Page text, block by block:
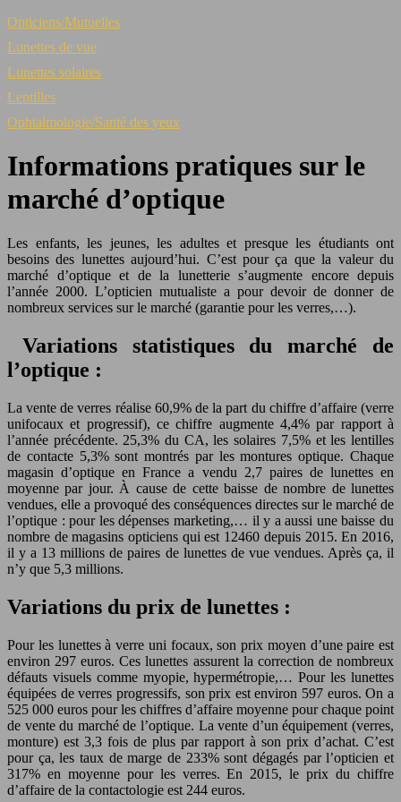
Opticiens/Mutuelles
Lunettes de vue
Lunettes solaires
Lentilles
Ophtalmologie/Santé des yeux
Informations pratiques sur le
marché d’optique
Les enfants, les jeunes, les adultes et presque les étudiants ont
besoins des lunettes aujourd’hui. C’est pour ça que la valeur du
marché d’optique et de la lunetterie s’augmente encore depuis
l’année 2000. L’opticien mutualiste a pour devoir de donner de
nombreux services sur le marché (garantie pour les verres,…).
Variations statistiques du marché de
l’optique :
La vente de verres réalise 60,9% de la part du chiffre d’affaire (verre
unifocaux et progressif), ce chiffre augmente 4,4% par rapport à
l’année précédente. 25,3% du CA, les solaires 7,5% et les lentilles
de contacte 5,3% sont montrés par les montures optique. Chaque
magasin d’optique en France a vendu 2,7 paires de lunettes en
moyenne par jour. À cause de cette baisse de nombre de lunettes
vendues, elle a provoqué des conséquences directes sur le marché de
l’optique : pour les dépenses marketing,… il y a aussi une baisse du
nombre de magasins opticiens qui est 12460 depuis 2015. En 2016,
il y a 13 millions de paires de lunettes de vue vendues. Après ça, il
n’y que 5,3 millions.
Variations du prix de lunettes :
Pour les lunettes à verre uni focaux, son prix moyen d’une paire est
environ 297 euros. Ces lunettes assurent la correction de nombreux
défauts visuels comme myopie, hypermétropie,… Pour les lunettes
équipées de verres progressifs, son prix est environ 597 euros. On a
525 000 euros pour les chiffres d’affaire moyenne pour chaque point
de vente du marché de l’optique. La vente d’un équipement (verres,
monture) est 3,3 fois de plus par rapport à son prix d’achat. C’est
pour ça, les taux de marge de 233% sont dégagés par l’opticien et
317% en moyenne pour les verres. En 2015, le prix du chiffre
d’affaire de la contactologie est 244 euros.